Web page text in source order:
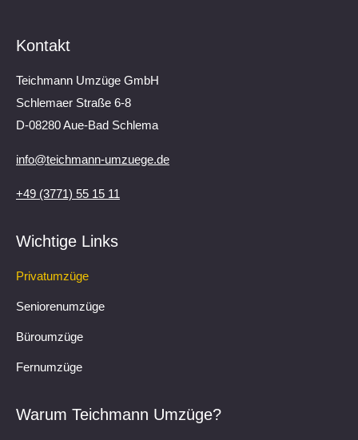
Kontakt
Teichmann Umzüge GmbH
Schlemaer Straße 6-8
D-08280 Aue-Bad Schlema
info@teichmann-umzuege.de
+49 (3771) 55 15 11
Wichtige Links
Privatumzüge
Seniorenumzüge
Büroumzüge
Fernumzüge
Warum Teichmann Umzüge?